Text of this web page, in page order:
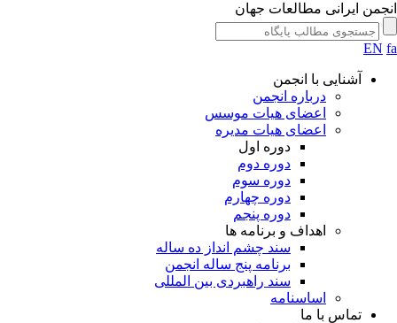
ایرانی مطالعات جهان
EN
آشنایی با انجمن
درباره انجمن
اعضای هیات موسس
اعضای هیات مدیره
دوره اول
دوره دوم
دوره سوم
دوره چهارم
دوره پنجم
اهداف و برنامه ها
سند چشم انداز ده ساله
برنامه پنج ساله انجمن
سند راهبردی بین المللی
اساسنامه
تماس با ما